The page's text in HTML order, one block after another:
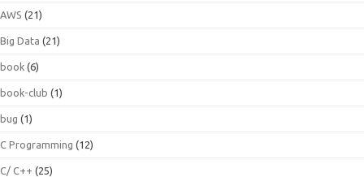
AWS (21)
Big Data (21)
book (6)
book-club (1)
bug (1)
C Programming (12)
C/ C++ (25)